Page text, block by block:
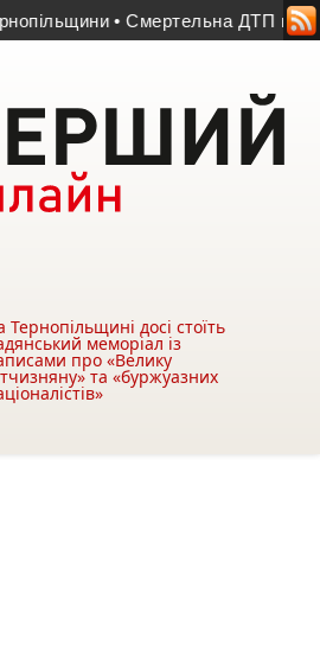
• Смертельна ДТП на
Тернопільщині досі стоїть
меморіал із
про «Велику
та «буржуазних